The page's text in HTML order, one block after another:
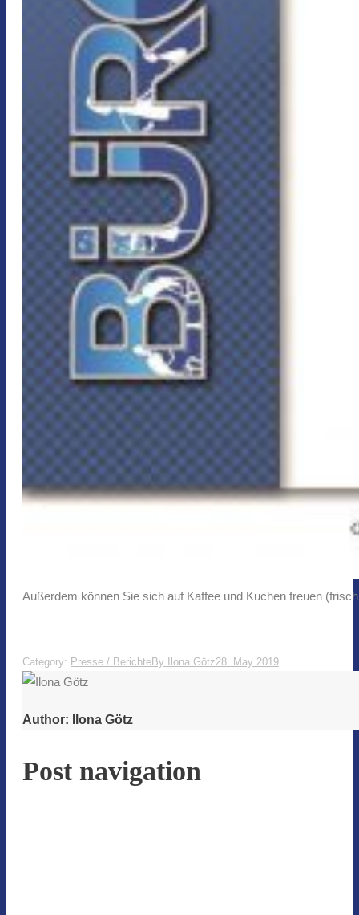
Außerdem können Sie sich auf Kaffee und Kuchen freuen
Category: Presse / BerichteBy Ilona Götz28. May 2019
Author: Ilona Götz
Post navigation